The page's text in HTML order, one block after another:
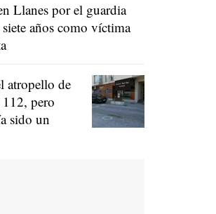
Llanes por el guardia
años como víctima
atropello de
pero
sido un